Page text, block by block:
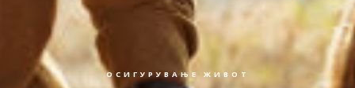
ОСИГУРУВАЊЕ ЖИВОТ